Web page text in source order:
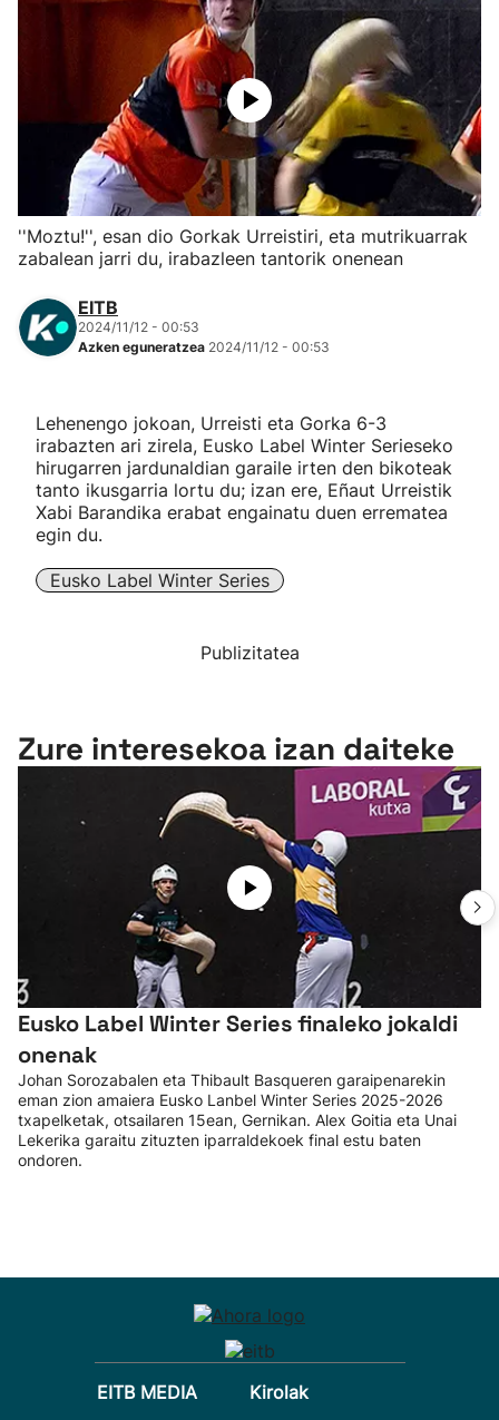
Kirolak 360
Atletismoa
Kirol gehiago
''Moztu!'', esan dio Gorkak Urreistiri, eta mutrikuarrak
zabalean jarri du, irabazleen tantorik onenean
EITB
2024/11/12 - 00:53
Azken eguneratzea 2024/11/12 - 00:53
Lehenengo jokoan, Urreisti eta Gorka 6-3
irabazten ari zirela, Eusko Label Winter Serieseko
hirugarren jardunaldian garaile irten den bikoteak
tanto ikusgarria lortu du; izan ere, Eñaut Urreistik
Xabi Barandika erabat engainatu duen errematea
egin du.
Eusko Label Winter Series
Publizitatea
Zure interesekoa izan daiteke
Eusko Label Winter Series finaleko jokaldi
onenak
Johan Sorozabalen eta Thibault Basqueren garaipenarekin
eman zion amaiera Eusko Lanbel Winter Series 2025-2026
txapelketak, otsailaren 15ean, Gernikan. Alex Goitia eta Unai
Lekerika garaitu zituzten iparraldekoek final estu baten
ondoren.
EITB MEDIA
Kirolak